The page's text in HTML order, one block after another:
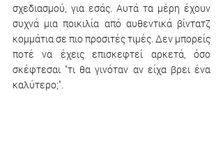
σχεδιασμού, για εσάς. Αυτά τα μέρη έχουν
συχνά μια ποικιλία από αυθεντικά βίντατζ
κομμάτια σε πιο προσιτές τιμές. Δεν μπορείς
ποτέ να έχεις επισκεφτεί αρκετά, όσο
σκέφτεσαι "τι θα γινόταν αν είχα βρει ένα
καλύτερο;".